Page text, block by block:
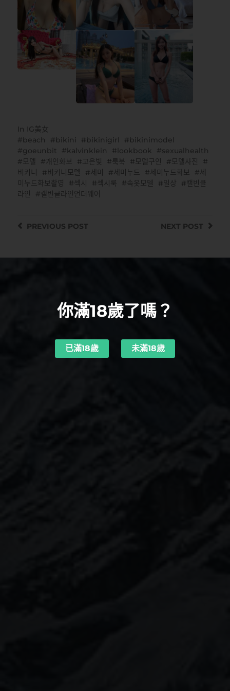
In IG美女
beach
bikini bikinigirl
bikinimodel
goeunbit
kalvinklein lookbook
sexualhealth
모델
개인화보 고은빛 룩북 모델구인
모델사진
비키니
비키니모델 세미 세미누드 세미누드화보
세
미누드화보촬영
섹시 섹시룩 속옷모델 일상
캘빈클
라인
캘빈클라인언더웨어
NEXT POST
PREVIOUS POST
你滿18歲了嗎？
已滿18歲 未滿18歲